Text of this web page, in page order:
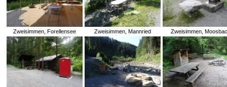
Zweisimmen, Forellensee Zweisimmen, Mannried Zweisimmen,